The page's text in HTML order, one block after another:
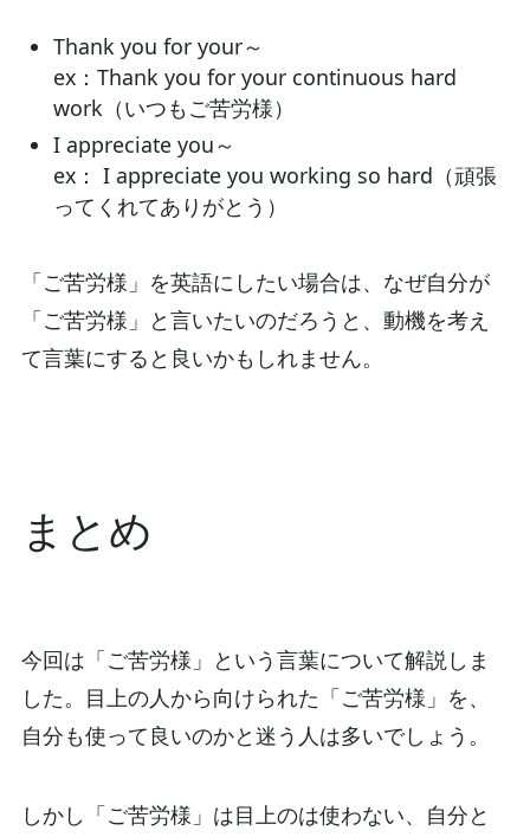
Thank you for your～
ex：Thank you for your continuous hard
work（いつもご苦労様）
I appreciate you～
ex： I appreciate you working so hard（頑張
ってくれてありがとう）
「ご苦労様」を英語にしたい場合は、なぜ自分が
「ご苦労様」と言いたいのだろうと、動機を考え
て言葉にすると良いかもしれません。
まとめ
今回は「ご苦労様」という言葉について解説しま
した。目上の人から向けられた「ご苦労様」を、
自分も使って良いのかと迷う人は多いでしょう。
しかし「ご苦労様」は目上のは使わない、自分と